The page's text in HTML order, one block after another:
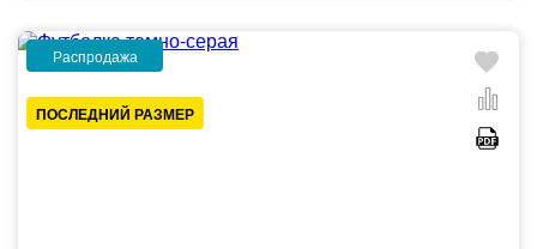
Распродажа
ПОСЛЕДНИЙ РАЗМЕР